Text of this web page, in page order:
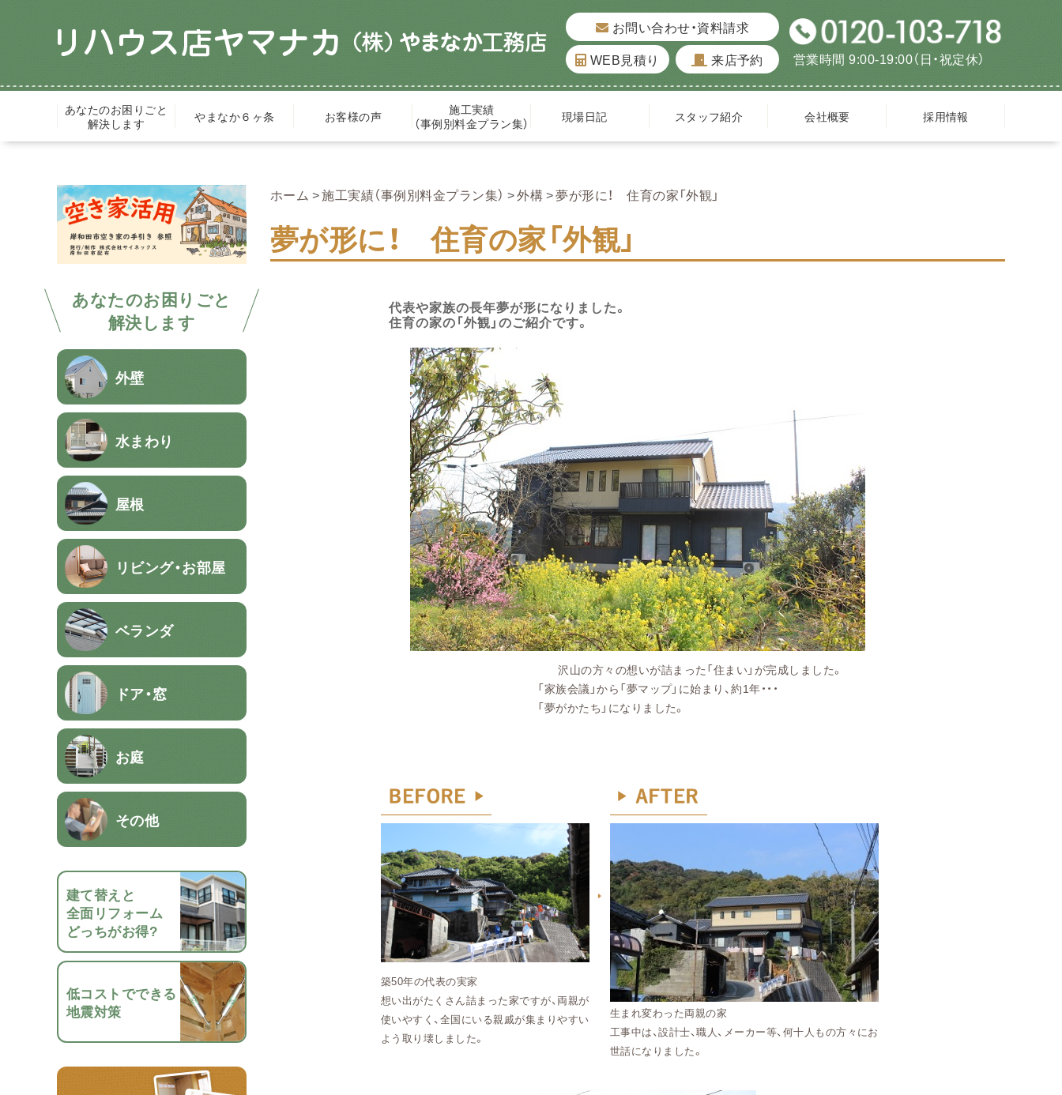
お問い合わせ・資料請求
WEB見積り
来店予約 営業時間 9:00-19:00（日・祝定休）
あなたのお困りごと
解決します
やまなか６ヶ条 お客様の声
施工実績
（事例別料金プラン集）
現場日記 スタッフ紹介 会社概要 採用情報
あなたのお困りごと
解決します
外壁
水まわり
屋根
リビング・お部屋
ベランダ
ドア・窓
お庭
その他
建て替えと
全面リフォーム
どっちがお得?
低コストでできる
地震対策
ホーム 施工実績（事例別料金プラン集） 外構 夢が形に！ 住育の家「外観」
夢が形に！ 住育の家「外観」
代表や家族の長年夢が形になりました。
住育の家の「外観」のご紹介です。
沢山の方々の想いが詰まった「住まい」が完成しました。
「家族会議」から「夢マップ」に始まり、約1年・・・
「夢がかたち」になりました。
築50年の代表の実家
想い出がたくさん詰まった家ですが、両親が
使いやすく、全国にいる親戚が集まりやすい
よう取り壊しました。
生まれ変わった両親の家
工事中は、設計士、職人、メーカー等、何十人もの方々にお
世話になりました。